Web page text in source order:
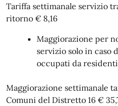
Tariffa settimanale servizio
ritorno € 8,16
Maggiorazione per
servizio solo in caso
occupati da
Maggiorazione settimanale
Comuni del Distretto 16 €